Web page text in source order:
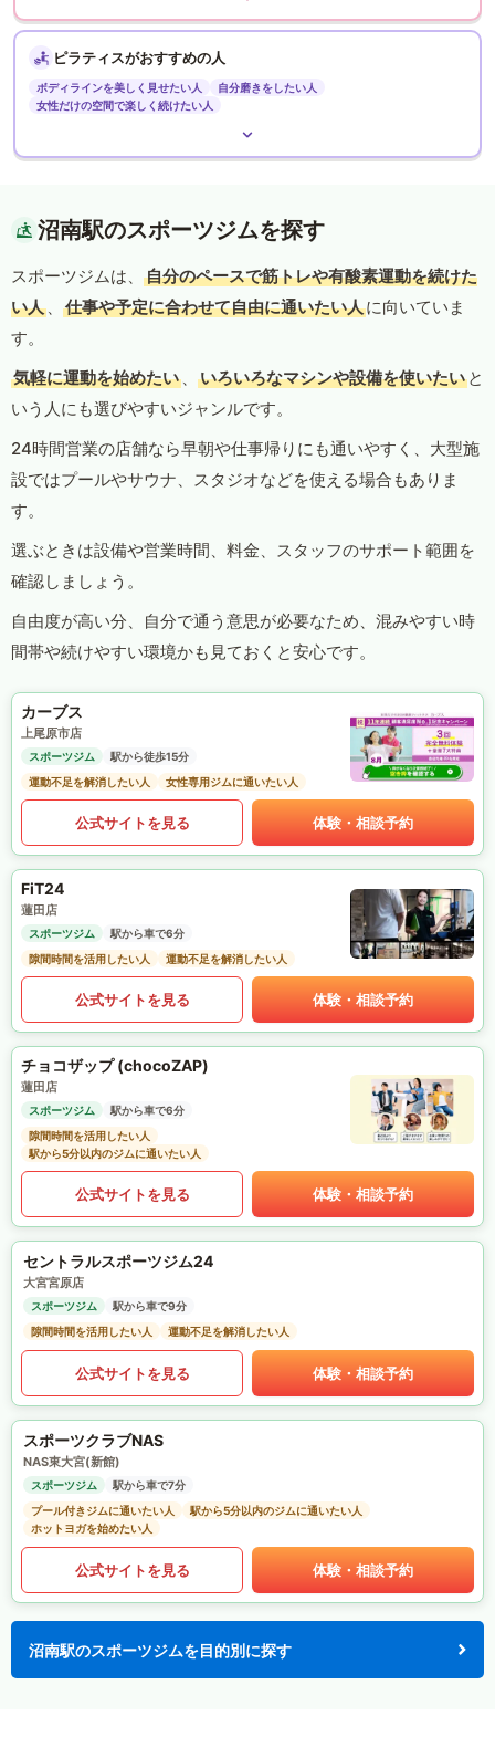
ピラティスがおすすめの人
ボディラインを美しく見せたい人
自分磨きをしたい人
女性だけの空間で楽しく続けたい人
沼南駅のスポーツジムを探す
スポーツジムは、
自分のペースで筋トレや有酸素運動を続けた
い人 、 仕事や予定に合わせて自由に通いたい人に向いていま
す。
気軽に運動を始めたい 、 いろいろなマシンや設備を使いたい と
いう人にも選びやすいジャンルです。
24時間営業の店舗なら早朝や仕事帰りにも通いやすく、大型施
設ではプールやサウナ、スタジオなどを使える場合もありま
す。
選ぶときは設備や営業時間、料金、スタッフのサポート範囲を
確認しましょう。
自由度が高い分、自分で通う意思が必要なため、混みやすい時
間帯や続けやすい環境かも見ておくと安心です。
カーブス
上尾原市店
スポーツジム
駅から徒歩15分
運動不足を解消したい人
女性専用ジムに通いたい人
公式サイトを見る 体験・相談予約
FiT24
蓮田店
スポーツジム
駅から車で6分
隙間時間を活用したい人
運動不足を解消したい人
公式サイトを見る 体験・相談予約
チョコザップ (chocoZAP)
蓮田店
スポーツジム
駅から車で6分
隙間時間を活用したい人
駅から5分以内のジムに通いたい人
公式サイトを見る 体験・相談予約
セントラルスポーツジム24
大宮宮原店
スポーツジム
駅から車で9分
隙間時間を活用したい人
運動不足を解消したい人
公式サイトを見る 体験・相談予約
スポーツクラブNAS
NAS東大宮(新館)
スポーツジム
駅から車で7分
プール付きジムに通いたい人
駅から5分以内のジムに通いたい人
ホットヨガを始めたい人
公式サイトを見る 体験・相談予約
沼南駅のスポーツジムを目的別に探す